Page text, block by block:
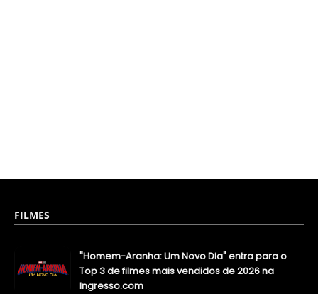
FILMES
"Homem-Aranha: Um Novo Dia" entra para o
Top 3 de filmes mais vendidos de 2026 na
Ingresso.com